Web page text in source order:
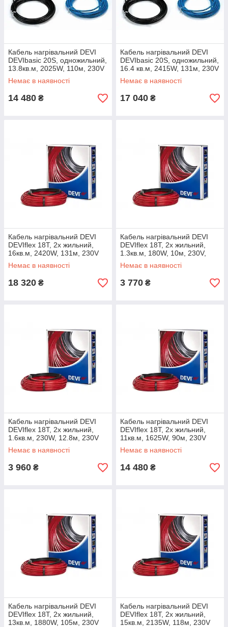
Кабель нагрівальний DEVI
DEVIbasic 20S, одножильний,
13.8кв.м, 2025W, 110м, 230V
Немає в наявності
14 480 ₴
Кабель нагрівальний DEVI
DEVIbasic 20S, одножильний,
16.4 кв.м, 2415W, 131м, 230V
Немає в наявності
17 040 ₴
Кабель нагрівальний DEVI
DEVIflex 18Т, 2х жильний,
16кв.м, 2420W, 131м, 230V
Немає в наявності
18 320 ₴
Кабель нагрівальний DEVI
DEVIflex 18Т, 2х жильний,
1.3кв.м, 180W, 10м, 230V,
Немає в наявності
3 770 ₴
Кабель нагрівальний DEVI
DEVIflex 18Т, 2х жильний,
1.6кв.м, 230W, 12.8м, 230V
Немає в наявності
3 960 ₴
Кабель нагрівальний DEVI
DEVIflex 18Т, 2х жильний,
11кв.м, 1625W, 90м, 230V
Немає в наявності
14 480 ₴
Кабель нагрівальний DEVI
DEVIflex 18Т, 2х жильний,
13кв.м, 1880W, 105м, 230V
Кабель нагрівальний DEVI
DEVIflex 18Т, 2х жильний,
15кв.м, 2135W, 118м, 230V